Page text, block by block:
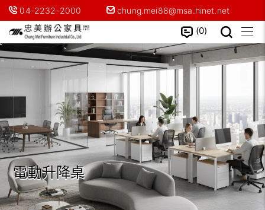
04-2232-2000 chung.mei88@msa.hinet.net
0
電動升降桌